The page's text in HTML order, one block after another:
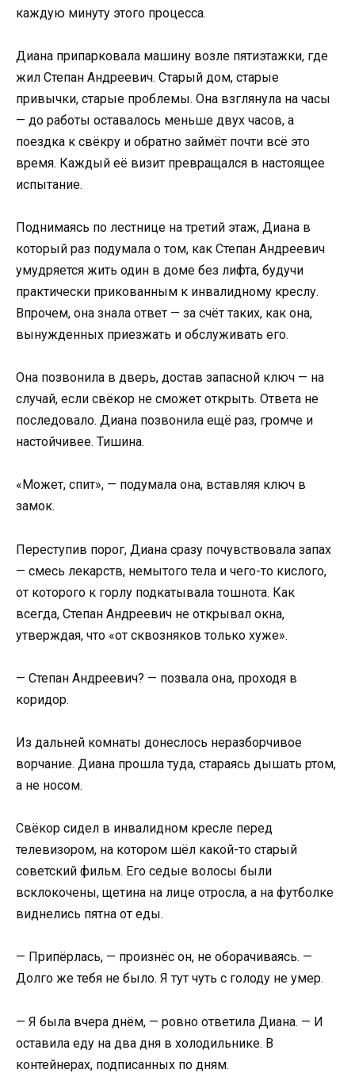
каждую минуту этого процесса.
Диана припарковала машину возле пятиэтажки, где
жил Степан Андреевич. Старый дом, старые
привычки, старые проблемы. Она взглянула на часы
— до работы оставалось меньше двух часов, а
поездка к свёкру и обратно займёт почти всё это
время. Каждый её визит превращался в настоящее
испытание.
Поднимаясь по лестнице на третий этаж, Диана в
который раз подумала о том, как Степан Андреевич
умудряется жить один в доме без лифта, будучи
практически прикованным к инвалидному креслу.
Впрочем, она знала ответ — за счёт таких, как она,
вынужденных приезжать и обслуживать его.
Она позвонила в дверь, достав запасной ключ — на
случай, если свёкор не сможет открыть. Ответа не
последовало. Диана позвонила ещё раз, громче и
настойчивее. Тишина.
«Может, спит», — подумала она, вставляя ключ в
замок.
Переступив порог, Диана сразу почувствовала запах
— смесь лекарств, немытого тела и чего-то кислого,
от которого к горлу подкатывала тошнота. Как
всегда, Степан Андреевич не открывал окна,
утверждая, что «от сквозняков только хуже».
— Степан Андреевич? — позвала она, проходя в
коридор.
Из дальней комнаты донеслось неразборчивое
ворчание. Диана прошла туда, стараясь дышать ртом,
а не носом.
Свёкор сидел в инвалидном кресле перед
телевизором, на котором шёл какой-то старый
советский фильм. Его седые волосы были
всклокочены, щетина на лице отросла, а на футболке
виднелись пятна от еды.
— Припёрлась, — произнёс он, не оборачиваясь. —
Долго же тебя не было. Я тут чуть с голоду не умер.
— Я была вчера днём, — ровно ответила Диана. — И
оставила еду на два дня в холодильнике. В
контейнерах, подписанных по дням.